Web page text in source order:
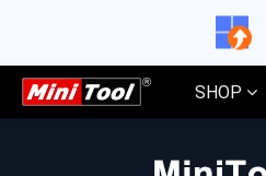
SHOP